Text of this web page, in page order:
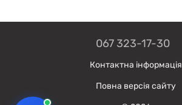
067 323-17-30
Контактна інформація
Повна версія сайту